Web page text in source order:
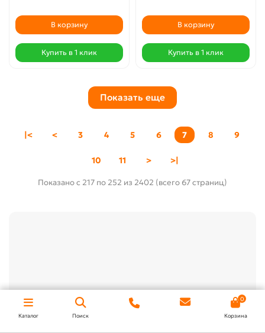
В корзину
Купить в 1 клик
В корзину
Купить в 1 клик
Показать еще
|< < 3 4 5 6 7 8 9
10 11 > >|
Показано с 217 по 252 из 2402 (всего 67 страниц)
Каталог Поиск
0
Корзина